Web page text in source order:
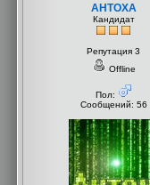
AHTOXA
Кандидат
Репутация 3
Offline
Пол:
Сообщений: 56